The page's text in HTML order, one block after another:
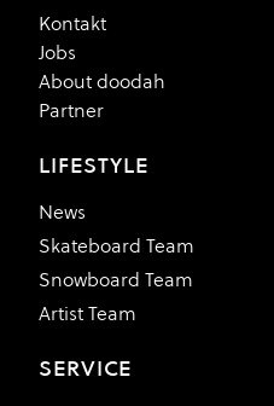
Kontakt
Jobs
About doodah
Partner
LIFESTYLE
News
Skateboard Team
Snowboard Team
Artist Team
SERVICE